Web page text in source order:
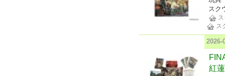
スク
ス
ス
紅